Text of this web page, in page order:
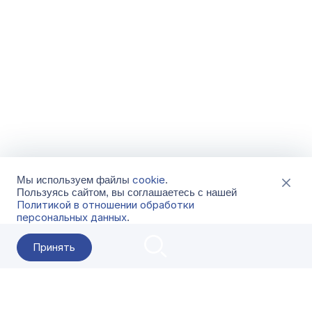
Мы используем файлы cookie.
Пользуясь сайтом, вы соглашаетесь с нашей
Политикой в отношении обработки
персональных данных.
Принять